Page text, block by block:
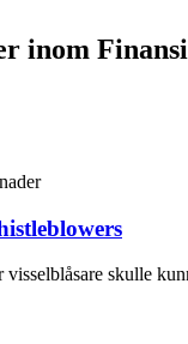
inom
skulle